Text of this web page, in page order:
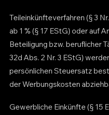
Teileinkünfteverfahren (§ 3
ab 1 % (§ 17 EStG) oder auf
Beteiligung bzw. beruflicher
32d Abs. 2 Nr. 3 EStG)
persönlichen Steuersatz
der Werbungskosten
Gewerbliche Einkünfte (§ 15